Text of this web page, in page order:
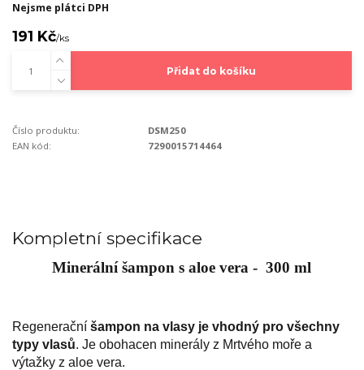
Nejsme plátci DPH
191 Kč/ks
Přidat do košíku
Číslo produktu:
DSM250
EAN kód:
7290015714464
Kompletní specifikace
Minerální šampon s aloe vera - 300 ml
Regenerační šampon na vlasy je vhodný pro všechny
typy vlasů. Je obohacen minerály z Mrtvého moře a
výtažky z aloe vera.